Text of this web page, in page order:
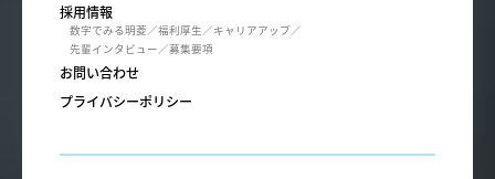
採用情報
数字でみる明菱 福利厚生
キャリアアップ
先輩インタビュー
募集要項
お問い合わせ
プライバシーポリシー